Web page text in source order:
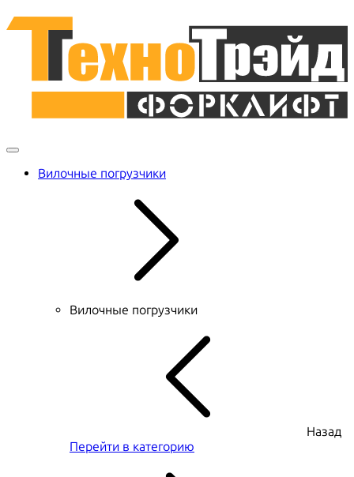
Вилочные погрузчики
Вилочные погрузчики
Назад
Перейти в категорию